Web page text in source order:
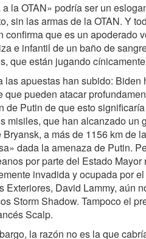
la OTAN» podría ser un
sin las armas de la OTAN. Y
confirma que es un apoderado
e infantil de un baño de
que están jugando
las apuestas han subido:
que pueden atacar
de Putin de que esto
misiles, que han alcanzado un
Bryansk, a más de 1156 km de
dada la amenaza de Putin.
por parte del Estado
invadida y ocupada por
Exteriores, David Lammy, aún
Storm Shadow. Tampoco el
Scalp.
la razón no es la que